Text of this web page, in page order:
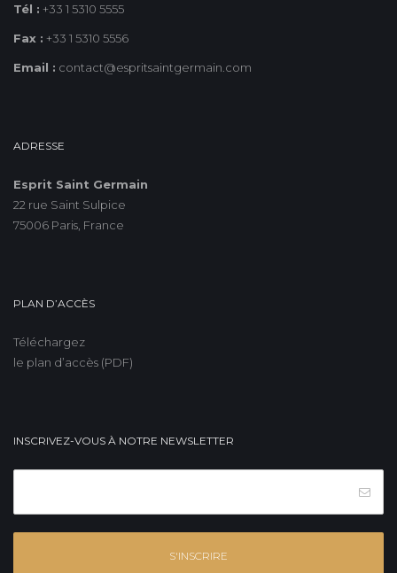
Tél : +33 1 5310 5555
Fax : +33 1 5310 5556
Email : contact@espritsaintgermain.com
ADRESSE
Esprit Saint Germain
22 rue Saint Sulpice
75006 Paris, France
PLAN D’ACCÈS
Téléchargez
le plan d’accès (PDF)
INSCRIVEZ-VOUS À NOTRE NEWSLETTER